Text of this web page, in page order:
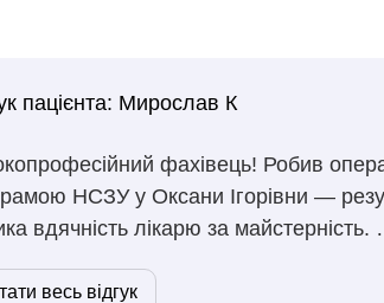
пацієнта: Мирослав К
фахівець! Робив
НСЗУ у Оксани Ігорівни —
вдячність лікарю за майстерність.
весь відгук